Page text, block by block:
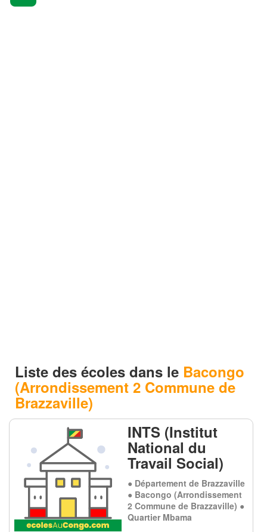
Liste des écoles dans le Bacongo
(Arrondissement 2 Commune de
Brazzaville)
INTS (Institut
National du
Travail Social)
● Département de Brazzaville
● Bacongo (Arrondissement
2 Commune de Brazzaville) ●
Quartier Mbama